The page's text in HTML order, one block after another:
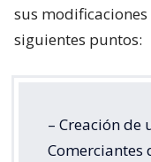
sus
siguientes puntos:
– Creación
Comerciantes